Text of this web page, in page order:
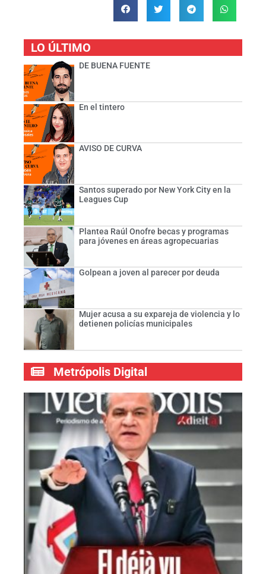
LO ÚLTIMO
DE BUENA FUENTE
En el tintero
AVISO DE CURVA
Santos superado por New York City en la
Leagues Cup
Plantea Raúl Onofre becas y programas
para jóvenes en áreas agropecuarias
Golpean a joven al parecer por deuda
Mujer acusa a su expareja de violencia y lo
detienen policías municipales
Metrópolis Digital